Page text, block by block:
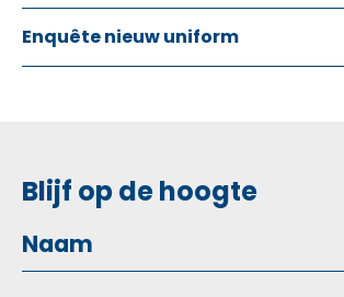
Enquête nieuw uniform
Blijf op de hoogte